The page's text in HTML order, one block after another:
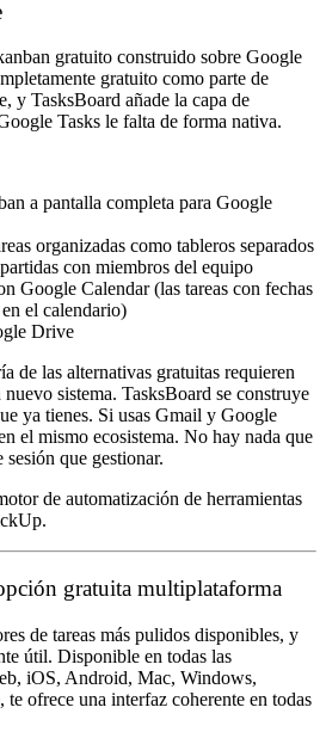
gratuito construido sobre Google
gratuito como parte de
y TasksBoard añade la capa de
Tasks le falta de forma nativa.
a pantalla completa para Google
organizadas como tableros separados
con miembros del equipo
Google Calendar (las tareas con fechas
el calendario)
Drive
de las alternativas gratuitas requieren
nuevo sistema. TasksBoard se construye
ya tienes. Si usas Gmail y Google
el mismo ecosistema. No hay nada que
que gestionar.
de automatización de herramientas
gratuita multiplataforma
de tareas más pulidos disponibles, y
útil. Disponible en todas las
iOS, Android, Mac, Windows,
te ofrece una interfaz coherente en todas